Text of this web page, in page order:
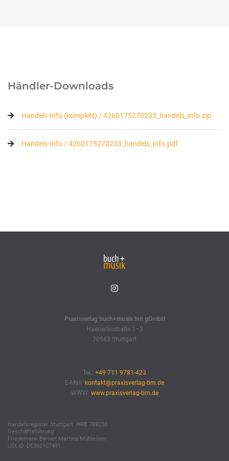
Händler-Downloads
Handels-Info (komplett) / 4260175270233_handels_info.zip
Handels-Info / 4260175270233_handels_info.pdf
Praxisverlag buch+musik bm gGmbH
Haeberlinstraße 1–3
70563 Stuttgart
Tel.: +49 711 9781-423
E-Mail: kontakt@praxisverlag-bm.de
WWW: www.praxisverlag-bm.de
Handelsregister Stuttgart: HRB 789230
Geschäftsführung:
Friedemann Berner, Martina Mühleisen
USt.ID: DE360107491